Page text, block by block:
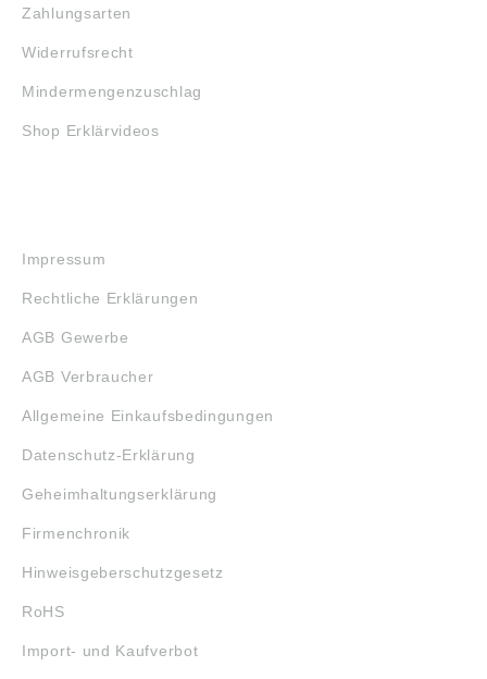
Zahlungsarten
Widerrufsrecht
Mindermengenzuschlag
Shop Erklärvideos
Impressum
Rechtliche Erklärungen
AGB Gewerbe
AGB Verbraucher
Allgemeine Einkaufsbedingungen
Datenschutz-Erklärung
Geheimhaltungserklärung
Firmenchronik
Hinweisgeberschutzgesetz
RoHS
Import- und Kaufverbot